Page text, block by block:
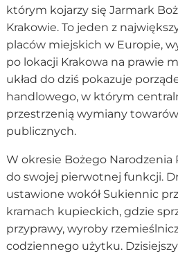
którym kojarzy się Jarmark
Krakowie. To jeden z
placów miejskich w Europie,
po lokacji Krakowa na prawie
układ do dziś pokazuje
handlowego, w którym
przestrzenią wymiany
publicznych.
W okresie Bożego Narodzenia
do swojej pierwotnej funkcji.
ustawione wokół Sukiennic
kramach kupieckich, gdzie
przyprawy, wyroby
codziennego użytku.